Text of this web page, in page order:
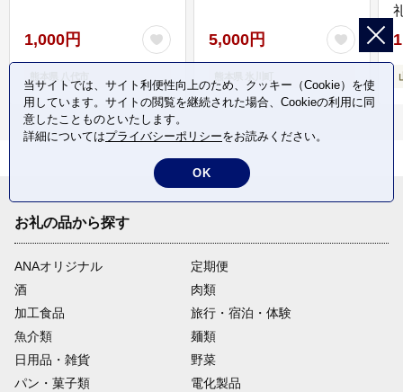
1,000円 5,000円
お礼の品から探す
ANAオリジナル
定期便
酒
肉類
加工食品
旅行・宿泊・体験
魚介類
麺類
日用品・雑貨
野菜
パン・菓子類
電化製品
当サイトでは、サイト利便性向上のため、クッキー（Cookie）を使
用しています。サイトの閲覧を継続された場合、Cookieの利用に同
意したことものといたします。
詳細についてはプライバシーポリシーをお読みください。
OK